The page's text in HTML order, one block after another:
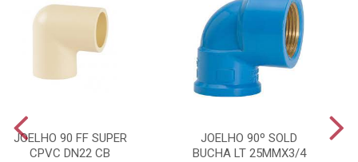
JOELHO 90 FF SUPER
CPVC DN22 CB
JOELHO 90º SOLD
BUCHA LT 25MMX3/4